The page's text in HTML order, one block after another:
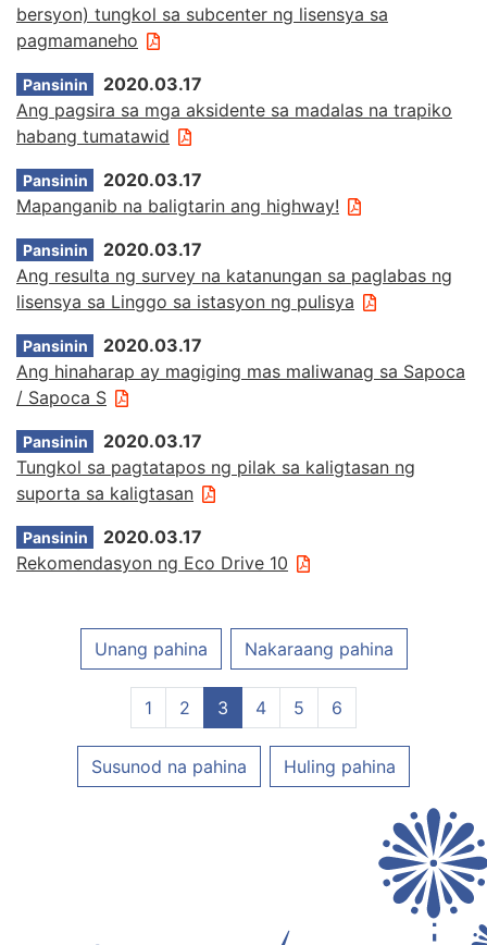
bersyon) tungkol sa subcenter ng lisensya sa
pagmamaneho
Pansinin
2020.03.17
Ang pagsira sa mga aksidente sa madalas na trapiko
habang tumatawid
Pansinin
2020.03.17
Mapanganib na baligtarin ang highway!
Pansinin
2020.03.17
Ang resulta ng survey na katanungan sa paglabas ng
lisensya sa Linggo sa istasyon ng pulisya
Pansinin
2020.03.17
Ang hinaharap ay magiging mas maliwanag sa Sapoca
/ Sapoca S
Pansinin
2020.03.17
Tungkol sa pagtatapos ng pilak sa kaligtasan ng
suporta sa kaligtasan
Pansinin
2020.03.17
Rekomendasyon ng Eco Drive 10
Unang pahina Nakaraang pahina
1 2 3 4 5 6
Susunod na pahina Huling pahina